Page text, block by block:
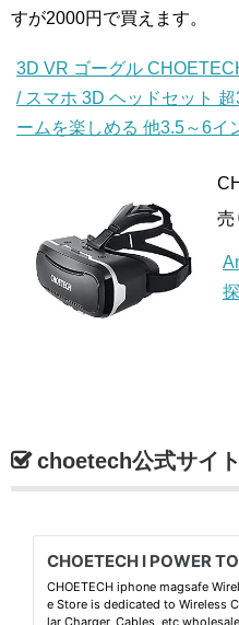
すが2000円で買えます。
3D VR ゴーグル
/ スマホ 3D ヘッドセット
ームを楽しめる 他3.5～6イ
売
choetech公式サイト